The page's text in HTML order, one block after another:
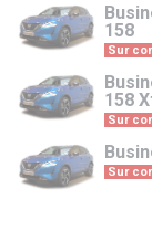
158
Sur
158
Sur
Sur